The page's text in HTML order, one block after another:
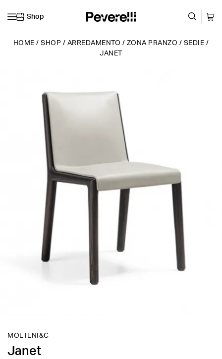
Shop
HOME /SHOP / ARREDAMENTO / ZONA PRANZO / SEDIE /
JANET
MOLTENI&C
Janet